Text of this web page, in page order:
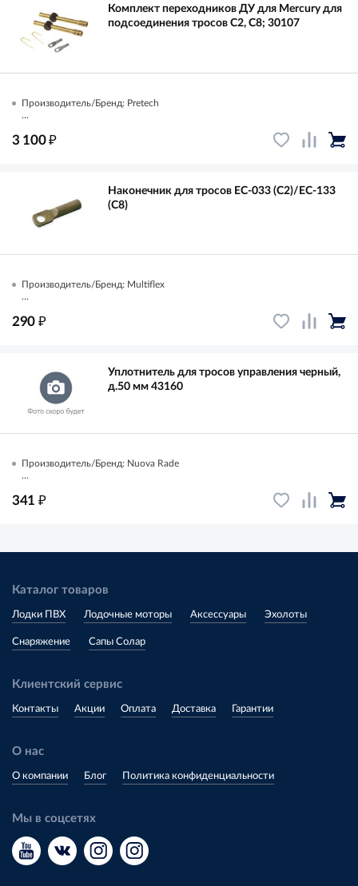
Комплект переходников ДУ для Mercury для
подсоединения тросов C2, C8; 30107
Производитель/Бренд: Pretech
...
3 100₽
Наконечник для тросов ЕС-033 (С2)/ЕС-133
(С8)
Производитель/Бренд: Multiflex
...
290 ₽
Уплотнитель для тросов управления черный,
д.50 мм 43160
Производитель/Бренд: Nuova Rade
...
341 ₽
Каталог товаров
Лодки ПВХ Лодочные моторы Аксессуары Эхолоты
Снаряжение Сапы Солар
Клиентский сервис
Контакты Акции Оплата Доставка Гарантии
О нас
О компании Блог Политика конфиденциальности
Мы в соцсетях